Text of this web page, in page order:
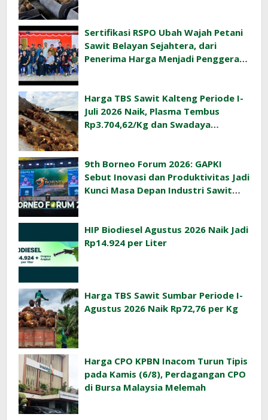
Sertifikasi RSPO Ubah Wajah Petani
Sawit Belayan Sejahtera, dari
Penerima Harga Menjadi Penggerak
Harga TBS Sawit Kalteng Periode I-
Juli 2026 Naik, Plasma Tembus
Rp3.704,62/Kg dan Swadaya
9th Borneo Forum 2026: GAPKI
Sebut Inovasi dan Produktivitas Jadi
Kunci Masa Depan Industri Sawit
HIP Biodiesel Agustus 2026 Naik Jadi
Rp14.924 per Liter
Harga TBS Sawit Sumbar Periode I-
Agustus 2026 Naik Rp72,76 per Kg
Harga CPO KPBN Inacom Turun Tipis
pada Kamis (6/8), Perdagangan CPO
di Bursa Malaysia Melemah